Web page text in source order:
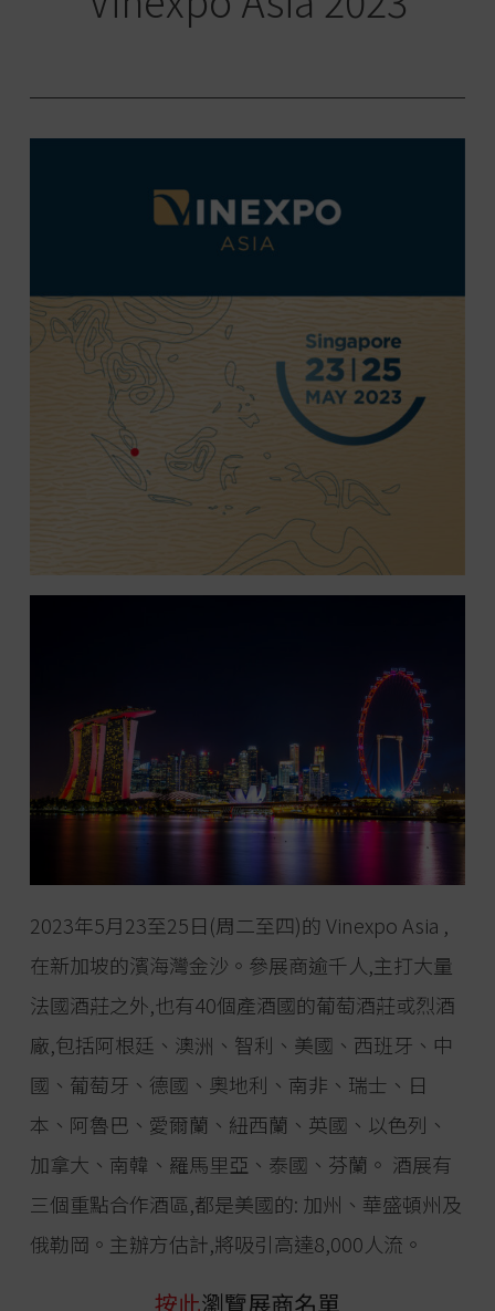
2023年5月23至25日(周二至四)的 Vinexpo Asia ,
在新加坡的濱海灣金沙。參展商逾千人,主打大量
法國酒莊之外,也有40個產酒國的葡萄酒莊或烈酒
廠,包括阿根廷、澳洲、智利、美國、西班牙、中
國、葡萄牙、德國、奧地利、南非、瑞士、日
本、阿魯巴、愛爾蘭、紐西蘭、英國、以色列、
加拿大、南韓、羅馬里亞、泰國、芬蘭。 酒展有
三個重點合作酒區,都是美國的: 加州、華盛頓州及
俄勒岡。主辦方估計,將吸引高達8,000人流。
按此瀏覽展商名單